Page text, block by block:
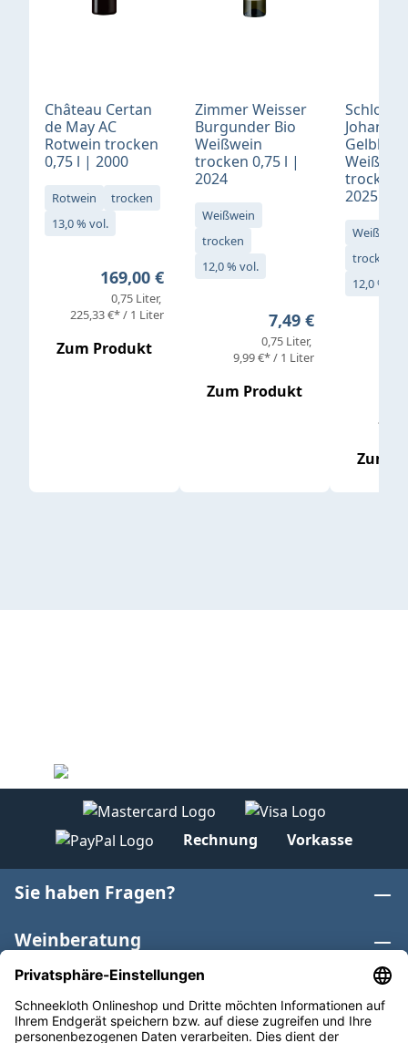
Château Certan
de May AC
Rotwein trocken
0,75 l | 2000
Rotwein
trocken
13,0 % vol.
Regulärer Preis:
169,00 €
0,75 Liter
225,33 €* / 1 Liter
Zum Produkt
Zimmer Weisser
Burgunder Bio
Weißwein
trocken 0,75 l |
2024
Weißwein
trocken
12,0 % vol.
Regulärer Preis:
7,49 €
0,75 Liter
9,99 €* / 1 Liter
Zum Produkt
Schloß
Gelblack
trocken
2025
Weißwein
trocken
12,0 % vol.
Zum
Rechnung Vorkasse
Sie haben Fragen?
Weinberatung
Informationen
Weinkategorien